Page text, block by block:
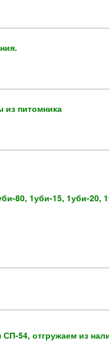
из питомника
80, 1уби-15, 1уби-20,
СП-54, отгружаем из